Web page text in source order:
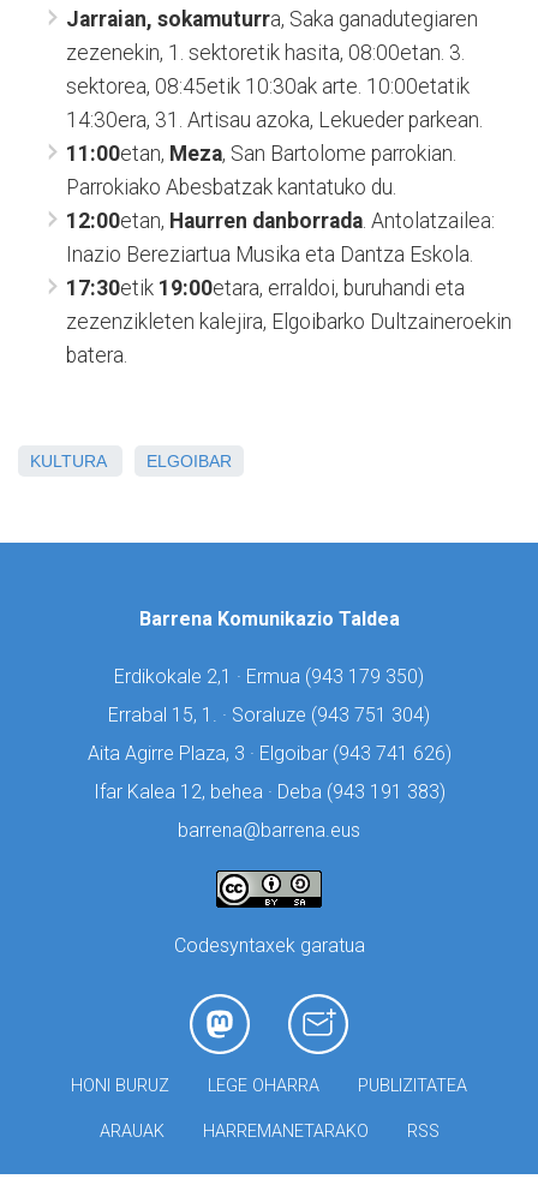
Jarraian, sokamuturra, Saka ganadutegiaren
zezenekin, 1. sektoretik hasita, 08:00etan. 3.
sektorea, 08:45etik 10:30ak arte. 10:00etatik
14:30era, 31. Artisau azoka, Lekueder parkean.
11:00etan, Meza, San Bartolome parrokian.
Parrokiako Abesbatzak kantatuko du.
12:00etan, Haurren danborrada. Antolatzailea:
Inazio Bereziartua Musika eta Dantza Eskola.
17:30etik 19:00etara, erraldoi, buruhandi eta
zezenzikleten kalejira, Elgoibarko Dultzaineroekin
batera.
KULTURA ELGOIBAR
Barrena Komunikazio Taldea
Erdikokale 2,1 · Ermua (943 179 350)
Errabal 15, 1. · Soraluze (943 751 304)
Aita Agirre Plaza, 3 · Elgoibar (943 741 626)
Ifar Kalea 12, behea · Deba (943 191 383)
barrena@barrena.eus
Codesyntaxek garatua
HONI BURUZ LEGE OHARRA PUBLIZITATEA
ARAUAK HARREMANETARAKO RSS